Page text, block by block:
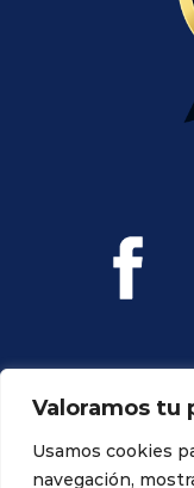
Valoramos tu
Usamos cookies
navegación,